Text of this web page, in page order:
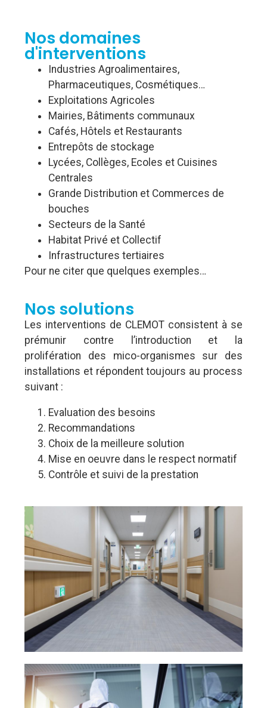
Nos domaines
d'interventions
Industries Agroalimentaires,
Pharmaceutiques, Cosmétiques…
Exploitations Agricoles
Mairies, Bâtiments communaux
Cafés, Hôtels et Restaurants
Entrepôts de stockage
Lycées, Collèges, Ecoles et Cuisines
Centrales
Grande Distribution et Commerces de
bouches
Secteurs de la Santé
Habitat Privé et Collectif
Infrastructures tertiaires
Pour ne citer que quelques exemples…
Nos solutions
Les interventions de CLEMOT consistent à se
prémunir contre l’introduction et la
prolifération des mico-organismes sur des
installations et répondent toujours au process
suivant :
Evaluation des besoins
Recommandations
Choix de la meilleure solution
Mise en oeuvre dans le respect normatif
Contrôle et suivi de la prestation